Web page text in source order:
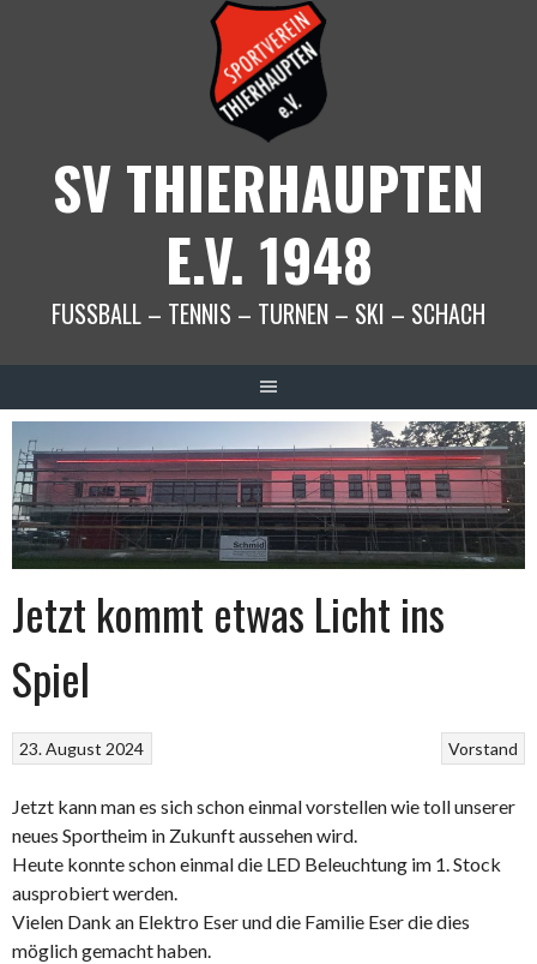
SV THIERHAUPTEN
E.V. 1948
FUSSBALL – TENNIS – TURNEN – SKI – SCHACH
Jetzt kommt etwas Licht ins
Spiel
Vorstand
23. August 2024
Jetzt kann man es sich schon einmal vorstellen wie toll unserer
neues Sportheim in Zukunft aussehen wird.
Heute konnte schon einmal die LED Beleuchtung im 1. Stock
ausprobiert werden.
Vielen Dank an Elektro Eser und die Familie Eser die dies
möglich gemacht haben.